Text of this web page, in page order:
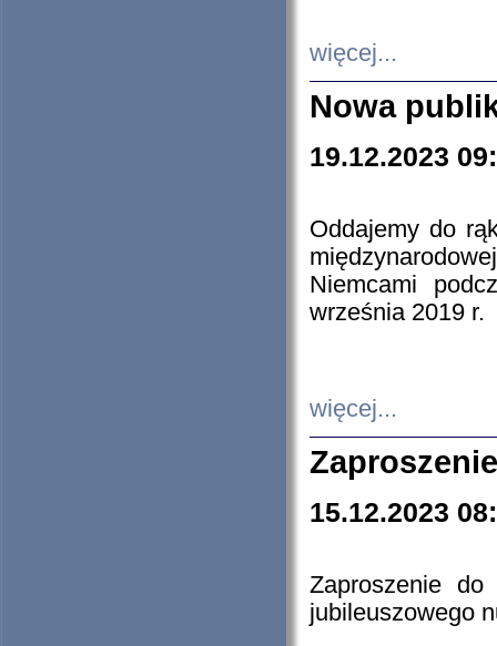
więcej...
Nowa
19.12.2023
Oddajemy do
Niemcami
września 2019 r.
więcej...
15.12.2023
Zaproszenie do
jubileuszowego